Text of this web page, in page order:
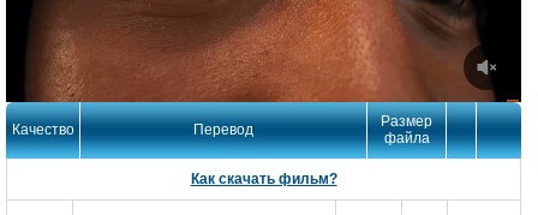
Качество Перевод
Размер
файла
Как скачать фильм?